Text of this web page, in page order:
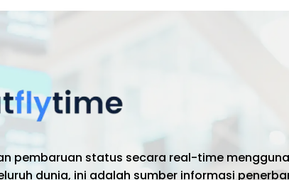
pembaruan status secara real-time
dunia, ini adalah sumber informasi